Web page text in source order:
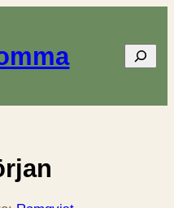
Sök